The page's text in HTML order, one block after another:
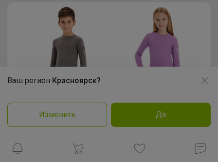
Ваш регион Красноярск?
Изменить Да
Продолжая использовать этот сайт и нажимая кнопку
Принять